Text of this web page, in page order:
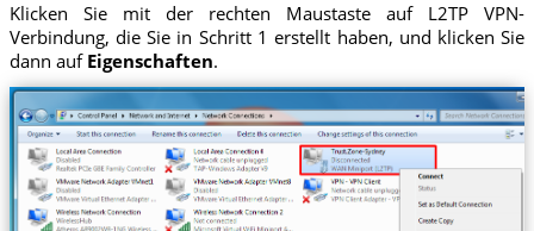
Klicken Sie mit der rechten Maustaste auf L2TP VPN-
Verbindung, die Sie in Schritt 1 erstellt haben, und klicken Sie
dann auf Eigenschaften.